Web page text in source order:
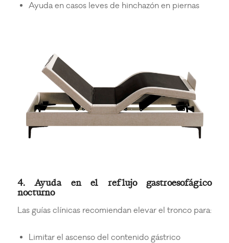
Ayuda en casos leves de hinchazón en piernas
4. Ayuda en el reflujo gastroesofágico
nocturno
Las guías clínicas recomiendan elevar el tronco para:
Limitar el ascenso del contenido gástrico